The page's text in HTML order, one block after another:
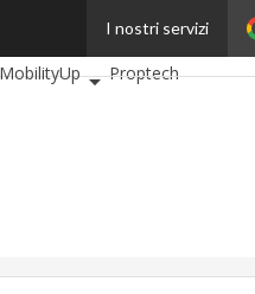
I nostri servizi
Proptech